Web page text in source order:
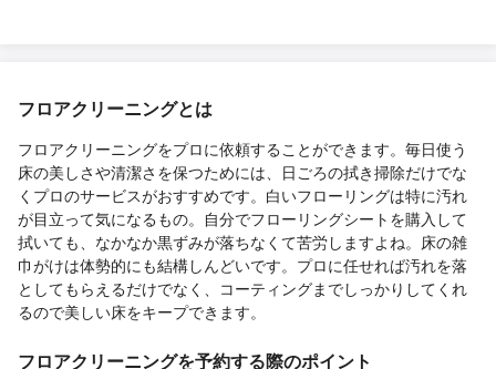
フロアクリーニングとは
フロアクリーニングをプロに依頼することができます。毎日使う
床の美しさや清潔さを保つためには、日ごろの拭き掃除だけでな
くプロのサービスがおすすめです。白いフローリングは特に汚れ
が目立って気になるもの。自分でフローリングシートを購入して
拭いても、なかなか黒ずみが落ちなくて苦労しますよね。床の雑
巾がけは体勢的にも結構しんどいです。プロに任せれば汚れを落
としてもらえるだけでなく、コーティングまでしっかりしてくれ
るので美しい床をキープできます。
フロアクリーニングを予約する際のポイント